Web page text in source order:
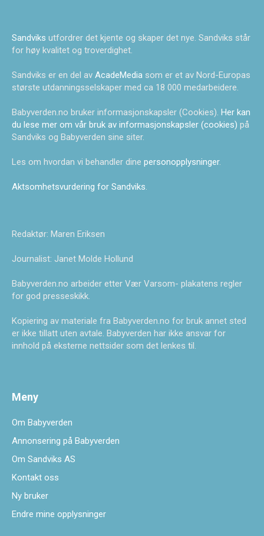
Sandviks utfordrer det kjente og skaper det nye. Sandviks står
for høy kvalitet og troverdighet.
Sandviks er en del av AcadeMedia som er et av Nord-Europas
største utdanningsselskaper med ca 18 000 medarbeidere.
Babyverden.no bruker informasjonskapsler (Cookies). Her kan
du lese mer om vår bruk av informasjonskapsler (cookies) på
Sandviks og Babyverden sine siter.
Les om hvordan vi behandler dine personopplysninger.
Aktsomhetsvurdering for Sandviks.
Redaktør: Maren Eriksen
Journalist: Janet Molde Hollund
Babyverden.no arbeider etter Vær Varsom- plakatens regler
for god presseskikk.
Kopiering av materiale fra Babyverden.no for bruk annet sted
er ikke tillatt uten avtale. Babyverden har ikke ansvar for
innhold på eksterne nettsider som det lenkes til.
Meny
Om Babyverden
Annonsering på Babyverden
Om Sandviks AS
Kontakt oss
Ny bruker
Endre mine opplysninger